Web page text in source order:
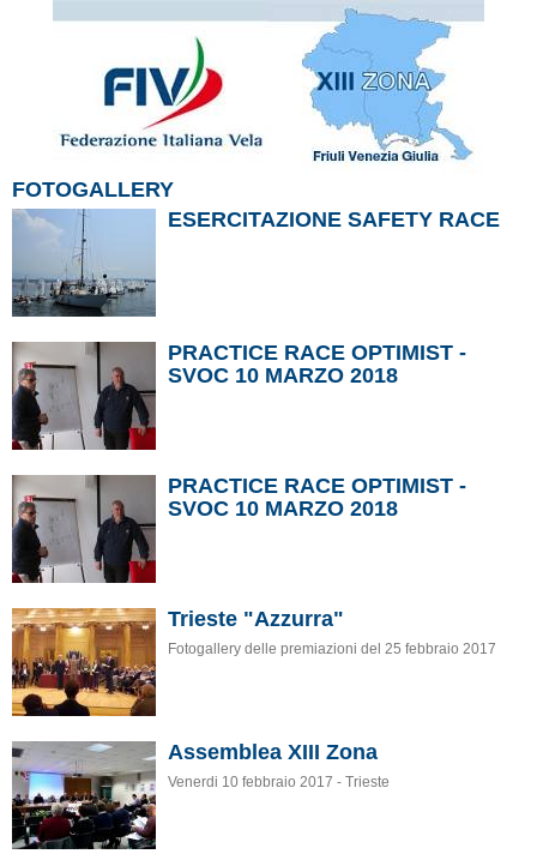
FOTOGALLERY
ESERCITAZIONE SAFETY RACE
PRACTICE RACE OPTIMIST -
SVOC 10 MARZO 2018
PRACTICE RACE OPTIMIST -
SVOC 10 MARZO 2018
Trieste "Azzurra"
Fotogallery delle premiazioni del 25 febbraio 2017
Assemblea XIII Zona
Venerdi 10 febbraio 2017 - Trieste